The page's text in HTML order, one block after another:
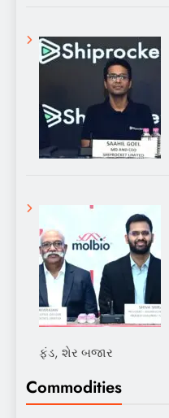
ફંડ, શેર બજાર
Commodities